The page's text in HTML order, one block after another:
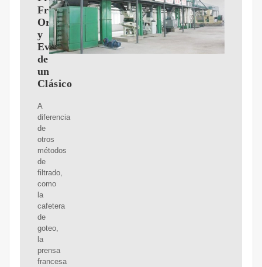
Francesa:
Orígenes
y
Evolución
de
un
Clásico
A
diferencia
de
otros
métodos
de
filtrado,
como
la
cafetera
de
goteo,
la
prensa
francesa